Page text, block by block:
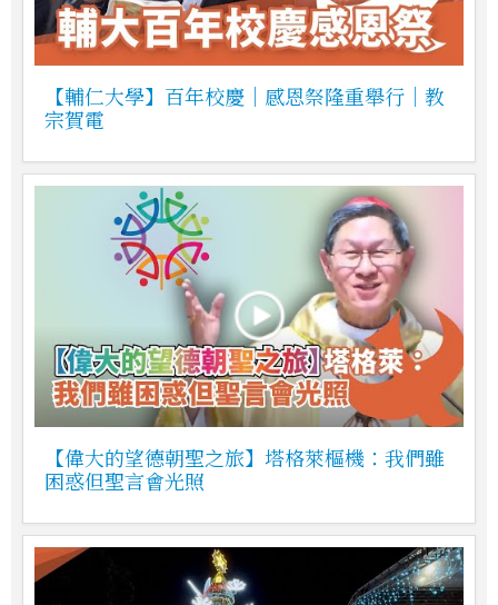
【輔仁大學】百年校慶｜感恩祭隆重舉行｜教
宗賀電
【偉大的望德朝聖之旅】塔格萊樞機：我們雖
困惑但聖言會光照